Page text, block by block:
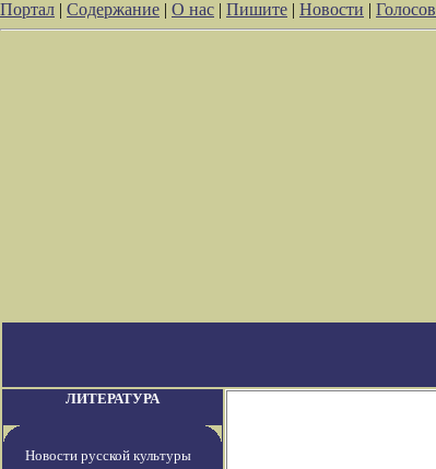
Портал | Содержание | О нас | Пишите | Новости |
ЛИТЕРАТУРА
Новости русской культуры